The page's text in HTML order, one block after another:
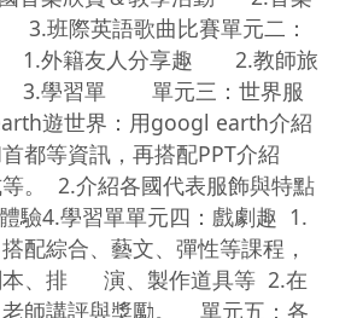
3.班際英語歌曲比賽單元二：
1.外籍友人分享趣       2.教師旅
單元三：世界服
遊世界：用googl earth介紹
都等資訊，再搭配PPT介紹
。  2.介紹各國代表服飾與特點
驗4.學習單單元四：戲劇趣  1.
配綜合、藝文、彈性等課程，
、排      演、製作道具等  2.在
師講評與獎勵。    單元五：各